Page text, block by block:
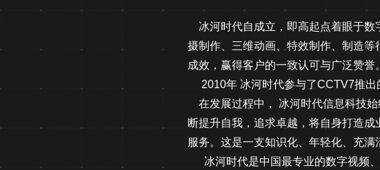
冰河时代自成立，即高起点着眼于数
摄制作、三维动画、特效制作、制造
成效，赢得客户的一致认可与广泛赞誉。
2010年 冰河时代参与了CCTV7推出
在发展过程中， 冰河时代信息科技始
断提升自我，追求卓越，将自身打造
服务。这是一支知识化、年轻化、充
冰河时代是中国最专业的数字视频、